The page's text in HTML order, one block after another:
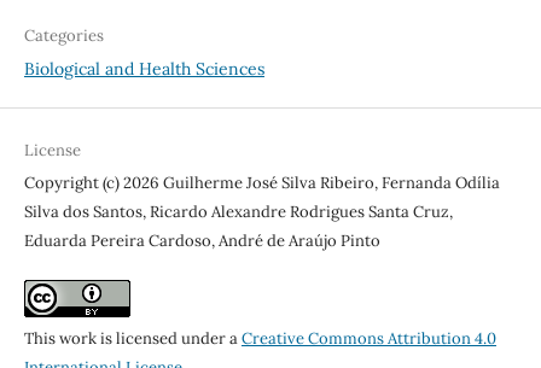
Categories
Biological and Health Sciences
License
Copyright (c) 2026 Guilherme José Silva Ribeiro, Fernanda Odília
Silva dos Santos, Ricardo Alexandre Rodrigues Santa Cruz,
Eduarda Pereira Cardoso, André de Araújo Pinto
This work is licensed under aCreative Commons Attribution 4.0